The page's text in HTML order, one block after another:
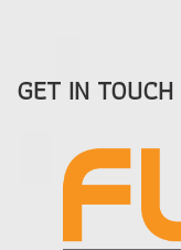
GET IN TOUCH